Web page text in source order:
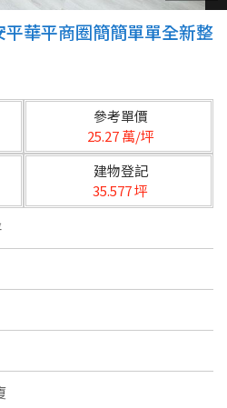
區域
電梯大樓 套房
樓中樓 華廈
店面 工廠
華平商圈簡簡單單全新整
參考單價
25.27 萬/坪
建物登記
35.577 坪